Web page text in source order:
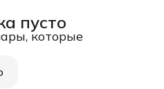
пусто
которые